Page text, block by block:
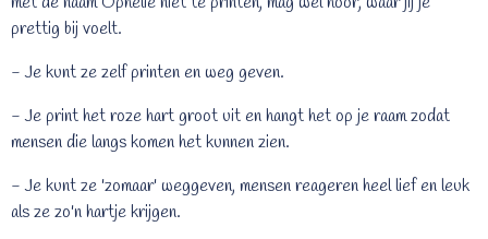
prettig bij voelt.
- Je kunt ze zelf printen en weg geven.
- Je print het roze hart groot uit en hangt het op je raam zodat
mensen die langs komen het kunnen zien.
- Je kunt ze 'zomaar' weggeven, mensen reageren heel lief en leuk
als ze zo'n hartje krijgen.